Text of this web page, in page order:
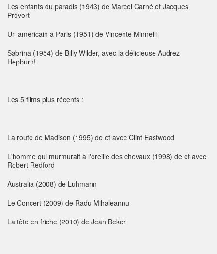
Les enfants du paradis (1943) de Marcel Carné et Jacques
Prévert
Un américain à Paris (1951) de Vincente Minnelli
Sabrina (1954) de Billy Wilder, avec la délicieuse Audrez
Hepburn!
Les 5 films plus récents :
La route de Madison (1995) de et avec Clint Eastwood
L'homme qui murmurait à l'oreille des chevaux (1998) de et avec
Robert Redford
Australia (2008) de Luhmann
Le Concert (2009) de Radu Mihaleannu
La tête en friche (2010) de Jean Beker